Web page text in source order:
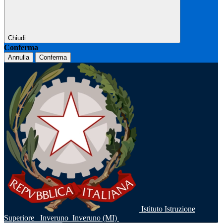
Chiudi
Conferma
Annulla Conferma
Istituto Istruzione
Superiore
Inveruno Inveruno (MI)